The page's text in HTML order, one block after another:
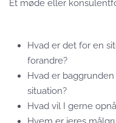
Et møde eller
Hvad er det for en
forandre?
Hvad er
situation?
Hvad vil I gerne